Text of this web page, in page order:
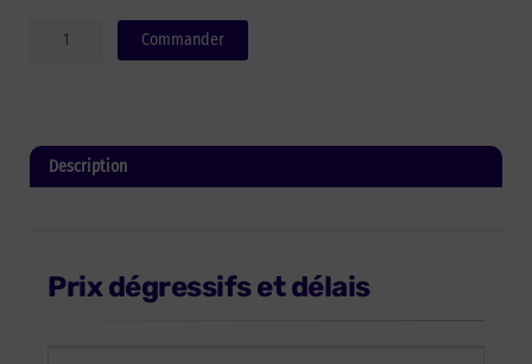
quantité
3M
GPT-
19mm
Commander
Description
Prix dégressifs et délais